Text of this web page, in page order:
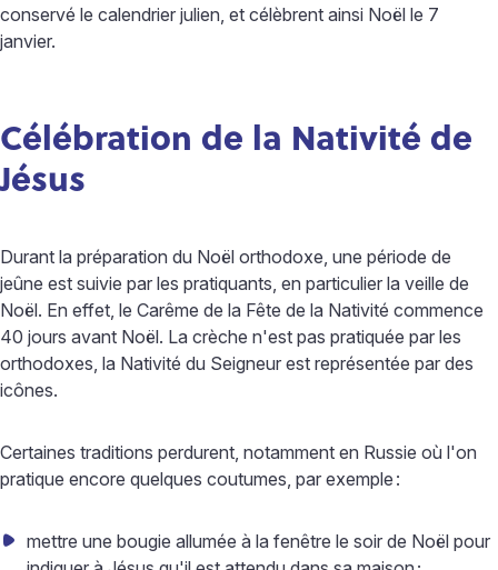
conservé le calendrier julien, et célèbrent ainsi Noël le 7
janvier.
Célébration de la Nativité de
Jésus
Durant la préparation du Noël orthodoxe, une période de
jeûne est suivie par les pratiquants, en particulier la veille de
Noël. En effet, le Carême de la Fête de la Nativité commence
40 jours avant Noël. La crèche n'est pas pratiquée par les
orthodoxes, la Nativité du Seigneur est représentée par des
icônes.
Certaines traditions perdurent, notamment en Russie où l'on
pratique encore quelques coutumes, par exemple :
mettre une bougie allumée à la fenêtre le soir de Noël pour